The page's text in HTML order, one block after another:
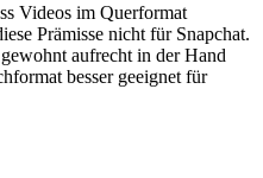
Videos im Querformat
Prämisse nicht für Snapchat.
aufrecht in der Hand
besser geeignet für